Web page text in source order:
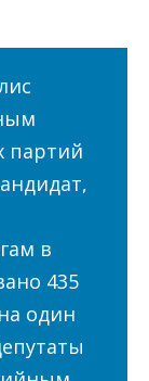
партий
в
435
один